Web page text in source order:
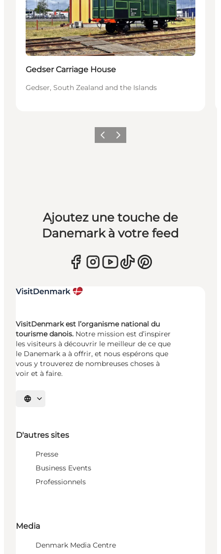
Gedser Carriage House
Gedser, South Zealand and the Islands
PrécédentSuivant
Ajoutez une touche de
Danemark à votre feed
VisitDenmark est l’organisme national du
tourisme danois. Notre mission est d’inspirer
les visiteurs à découvrir le meilleur de ce que
le Danemark a à offrir, et nous espérons que
vous y trouverez de nombreuses choses à
voir et à faire.
Choisissez la langue
D'autres sites
Presse
Business Events
Professionnels
Media
Denmark Media Centre